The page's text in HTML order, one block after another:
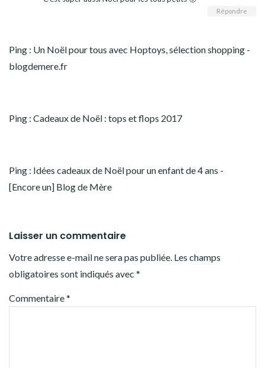
Répondre
Ping : Un Noël pour tous avec Hoptoys, sélection shopping -
blogdemere.fr
Ping : Cadeaux de Noël : tops et flops 2017
Ping : Idées cadeaux de Noël pour un enfant de 4 ans -
[Encore un] Blog de Mère
Laisser un commentaire
Votre adresse e-mail ne sera pas publiée. Les champs
obligatoires sont indiqués avec *
Commentaire*